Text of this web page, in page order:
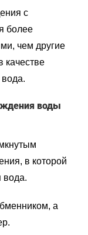
с
более
чем другие
качестве
вода.
воды
в которой
вода.
а